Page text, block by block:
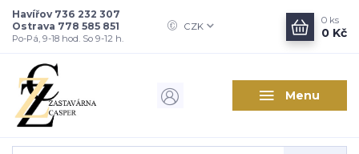
Menu
CZK
Havířov 736 232 307
Ostrava 778 585 851
Po-Pá, 9-18 hod. So 9-12 h.
0 ks
0 Kč